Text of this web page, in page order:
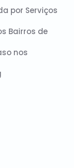
por Serviços
Bairros de
nos